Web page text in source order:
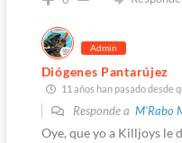
Admin
Diógenes Pantarújez
11 años han pasado desde
Responde a M'Rabo
Oye, que yo a Killjoys le